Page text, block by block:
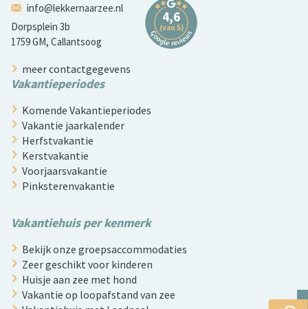
info@lekkernaarzee.nl
Dorpsplein 3b
1759 GM, Callantsoog
meer contactgegevens
Vakantieperiodes
Komende Vakantieperiodes
Vakantie jaarkalender
Herfstvakantie
Kerstvakantie
Voorjaarsvakantie
Pinksterenvakantie
Vakantiehuis per kenmerk
Bekijk onze groepsaccommodaties
Zeer geschikt voor kinderen
Huisje aan zee met hond
Vakantie op loopafstand van zee